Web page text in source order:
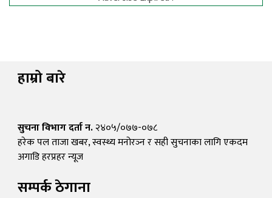
हाम्रो बारे
सुचना विभाग दर्ता न.२४०५/०७७-०७८
हरेक पल ताजा खबर, स्वस्थ्य मनोरञ्न र सही सुचनाका लागि एकदम
अगाडि हरप्रहर न्यूज
सम्पर्क ठेगाना